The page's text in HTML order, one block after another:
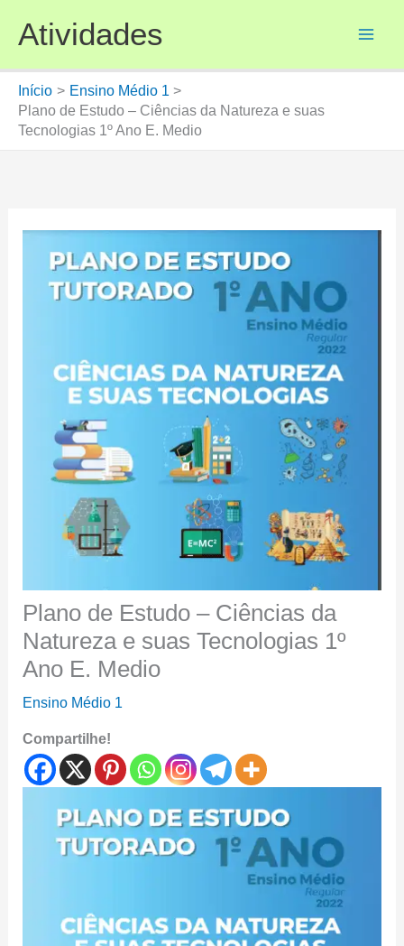
para
conteúdo
Atividades
Início
Ensino Médio 1
Plano de Estudo – Ciências da Natureza e suas
Tecnologias 1º Ano E. Medio
Plano de Estudo – Ciências da
Natureza e suas Tecnologias 1º
Ano E. Medio
Ensino Médio 1
Compartilhe!